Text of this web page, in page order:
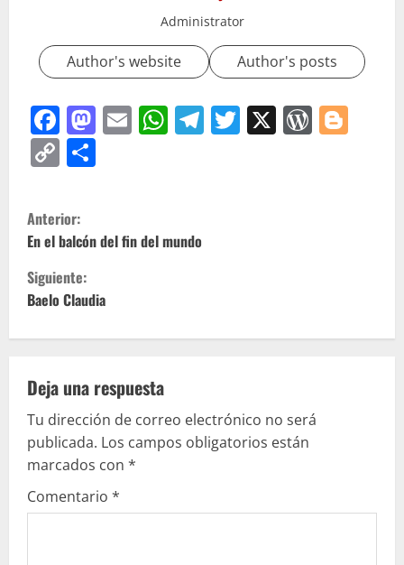
Administrator
Author's website Author's posts
Facebook
Mastodon
EmailWhatsApp
Telegram
Twitter
X
Copy
S
i
g
l
e
y
e
Anterior:
En el balcón del fin del mundo
Siguiente:
Baelo Claudia
Deja una respuesta
Tu dirección de correo electrónico no será
publicada. Los campos obligatorios están
marcados con *
Comentario *